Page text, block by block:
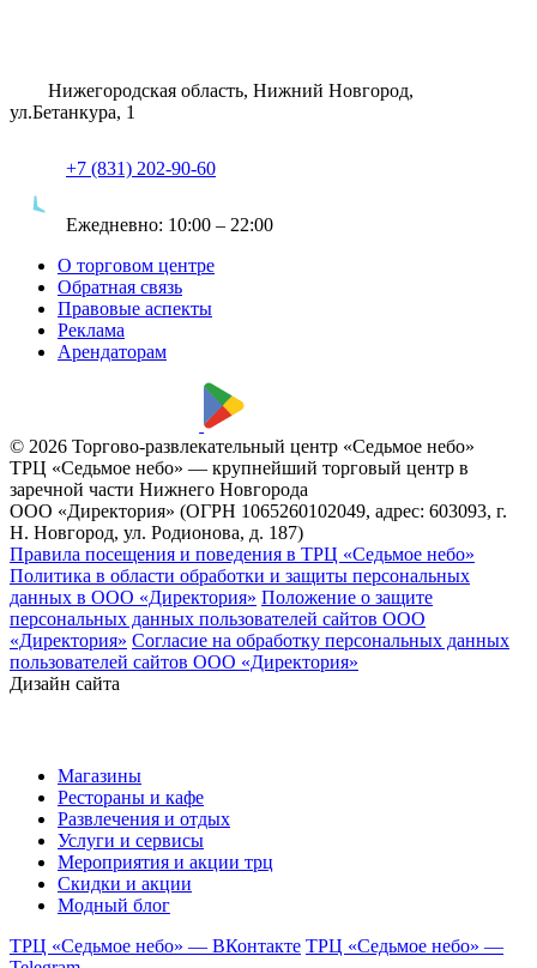
Нижегородская область, Нижний Новгород,
ул.Бетанкура, 1
+7 (831) 202-90-60
Ежедневно: 10:00 – 22:00
О торговом центре
Обратная связь
Правовые аспекты
Реклама
Арендаторам
© 2026 Торгово-развлекательный центр «Седьмое небо»
ТРЦ «Седьмое небо» — крупнейший торговый центр в
заречной части Нижнего Новгорода
ООО «Директория» (ОГРН 1065260102049, адрес: 603093, г.
Н. Новгород, ул. Родионова, д. 187)
Правила посещения и поведения в ТРЦ «Седьмое небо»
Политика в области обработки и защиты персональных
данных в ООО «Директория» Положение о защите
персональных данных пользователей сайтов ООО
«Директория» Согласие на обработку персональных данных
пользователей сайтов ООО «Директория»
Дизайн сайта
Магазины
Рестораны и кафе
Развлечения и отдых
Услуги и сервисы
Мероприятия и акции трц
Скидки и акции
Модный блог
ТРЦ «Седьмое небо» — ВКонтакте ТРЦ «Седьмое небо» —